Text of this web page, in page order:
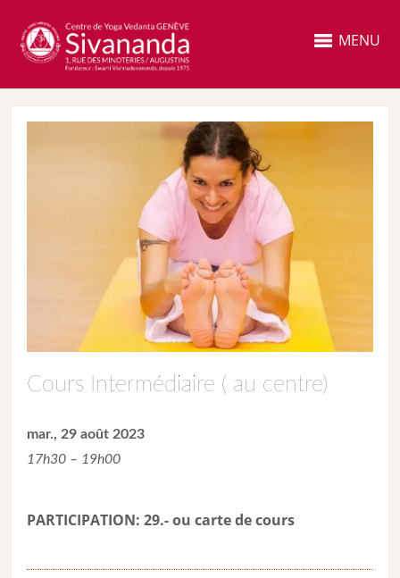
MENU
Cours Intermédiaire ( au centre)
mar., 29 août 2023
17h30 – 19h00
PARTICIPATION: 29.- ou carte de cours